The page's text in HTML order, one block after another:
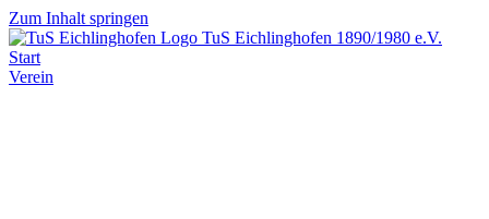
Zum Inhalt springen
TuS Eichlinghofen 1890/1980 e.V.
Start
Verein